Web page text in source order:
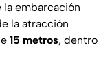
embarcación
la atracción
15 metros, dentro